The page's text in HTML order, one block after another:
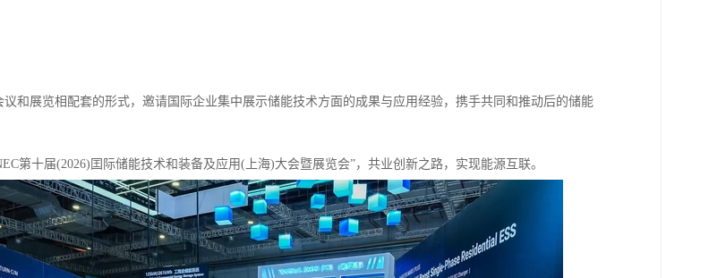
议和展览相配套的形式，邀请国际企业集中展示储能技术方面的成果与应用经验，携手共同和推动后的储能
第十届(2026)囯际储能技术和装备及应用(上海)大会暨展览会”，共业创新之路，实现能源互联。